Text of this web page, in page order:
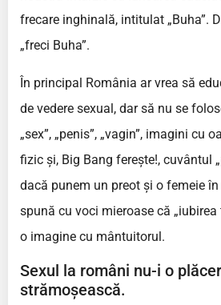
frecare inghinală, intitulat „Buha”.
„freci Buha”.
În principal România ar vrea să
de vedere sexual, dar să nu se
„sex”, „penis”, „vagin”, imagini cu
fizic și, Big Bang ferește!, cuvântul
dacă punem un preot și o femeie
spună cu voci mieroase că „iubirea
o imagine cu mântuitorul.
Sexul la români nu-i o
strămoșească.